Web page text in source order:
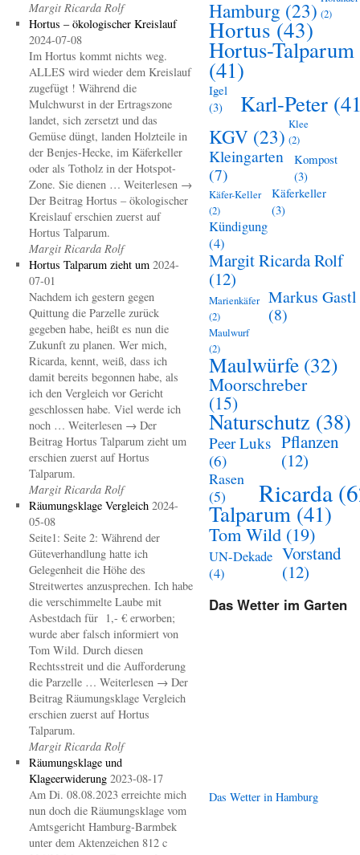
Margit Ricarda Rolf
Hortus – ökologischer Kreislauf
2024-07-08
Im Hortus kommt nichts weg.
ALLES wird wieder dem Kreislauf
zugefügt ! Während die
Mulchwurst in der Ertragszone
landet, sich zersetzt und das
Gemüse düngt, landen Holzteile in
der Benjes-Hecke, im Käferkeller
oder als Totholz in der Hotspot-
Zone. Sie dienen … Weiterlesen →
Der Beitrag Hortus – ökologischer
Kreislauf erschien zuerst auf
Hortus Talparum.
Margit Ricarda Rolf
Hortus Talparum zieht um 2024-
07-01
Nachdem ich gestern gegen
Quittung die Parzelle zurück
gegeben habe, heißt es nun die
Zukunft zu planen. Wer mich,
Ricarda, kennt, weiß, dass ich
damit bereits begonnen habe, als
ich den Vergleich vor Gericht
geschlossen habe. Viel werde ich
noch … Weiterlesen → Der
Beitrag Hortus Talparum zieht um
erschien zuerst auf Hortus
Talparum.
Margit Ricarda Rolf
Räumungsklage Vergleich 2024-
05-08
Seite1: Seite 2: Während der
Güteverhandlung hatte ich
Gelegenheit die Höhe des
Streitwertes anzusprechen. Ich habe
die verschimmelte Laube mit
Asbestdach für 1,- € erworben;
wurde aber falsch informiert von
Tom Wild. Durch diesen
Rechtsstreit und die Aufforderung
die Parzelle … Weiterlesen → Der
Beitrag Räumungsklage Vergleich
erschien zuerst auf Hortus
Talparum.
Margit Ricarda Rolf
Räumungsklage und
Klageerwiderung 2023-08-17
Am Di. 08.08.2023 erreichte mich
nun doch die Räumungsklage vom
Amtsgericht Hamburg-Barmbek
unter dem Aktenzeichen 812 c
Hamburg (23) (2)
Hortus(43)
Hortus-Talparum
(41)
Igel
(3)
Karl-Peter
KGV (23) Klee
(2)
Kleingarten
(7)
Kompost
(3)
Käfer-Keller
(2)
Käferkeller
(3)
Kündigung
(4)
Margit Ricarda Rolf
(12)
Marienkäfer
(2)
Markus Gastl
(8)
Maulwurf
(2)
Maulwürfe (32)
Moorschreber
(15)
Naturschutz (38)
Peer Luks
(6)
Pflanzen
(12)
Rasen
(5)
Ricarda
Talparum (41)
Tom Wild (19)
UN-Dekade
(4)
Vorstand
(12)
Das Wetter im Garten
Das Wetter in Hamburg